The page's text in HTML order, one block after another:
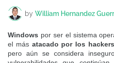
by William Hernandez
Windows por ser el sistema
el más atacado por los hackers
pero aún se considera